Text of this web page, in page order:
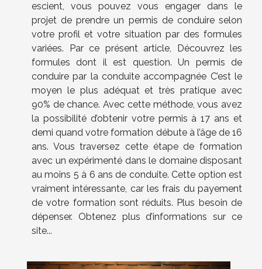
escient, vous pouvez vous engager dans le
projet de prendre un permis de conduire selon
votre profil et votre situation par des formules
variées. Par ce présent article, Découvrez les
formules dont il est question. Un permis de
conduire par la conduite accompagnée C’est le
moyen le plus adéquat et très pratique avec
90% de chance. Avec cette méthode, vous avez
la possibilité d’obtenir votre permis à 17 ans et
demi quand votre formation débute à l’âge de 16
ans. Vous traversez cette étape de formation
avec un expérimenté dans le domaine disposant
au moins 5 à 6 ans de conduite. Cette option est
vraiment intéressante, car les frais du payement
de votre formation sont réduits. Plus besoin de
dépenser. Obtenez plus d’informations sur ce
site...